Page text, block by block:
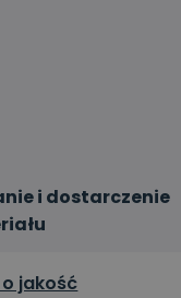
i dostarczenie
jakość